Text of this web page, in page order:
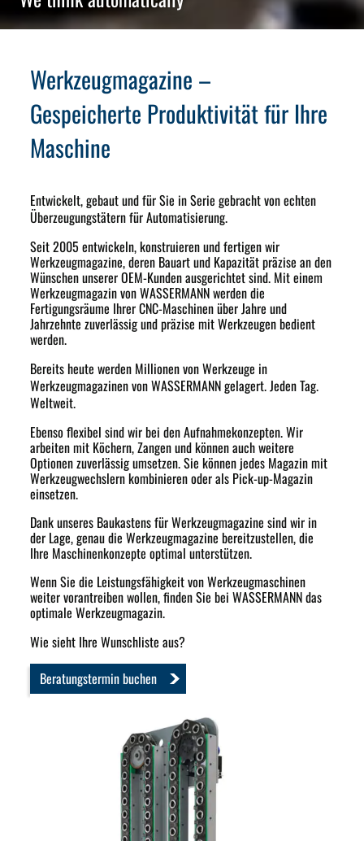
Werkzeugmagazine –
Gespeicherte Produktivität für Ihre
Maschine
Entwickelt, gebaut und für Sie in Serie gebracht von echten
Überzeugungstätern für Automatisierung.
Seit 2005 entwickeln, konstruieren und fertigen wir
Werkzeugmagazine, deren Bauart und Kapazität präzise an den
Wünschen unserer OEM-Kunden ausgerichtet sind. Mit einem
Werkzeugmagazin von WASSERMANN werden die
Fertigungsräume Ihrer CNC-Maschinen über Jahre und
Jahrzehnte zuverlässig und präzise mit Werkzeugen bedient
werden.
Bereits heute werden Millionen von Werkzeuge in
Werkzeugmagazinen von WASSERMANN gelagert. Jeden Tag.
Weltweit.
Ebenso flexibel sind wir bei den Aufnahmekonzepten. Wir
arbeiten mit Köchern, Zangen und können auch weitere
Optionen zuverlässig umsetzen. Sie können jedes Magazin mit
Werkzeugwechslern kombinieren oder als Pick-up-Magazin
einsetzen.
Dank unseres Baukastens für Werkzeugmagazine sind wir in
der Lage, genau die Werkzeugmagazine bereitzustellen, die
Ihre Maschinenkonzepte optimal unterstützen.
Wenn Sie die Leistungsfähigkeit von Werkzeugmaschinen
weiter vorantreiben wollen, finden Sie bei WASSERMANN das
optimale Werkzeugmagazin.
Wie sieht Ihre Wunschliste aus?
Beratungstermin buchen